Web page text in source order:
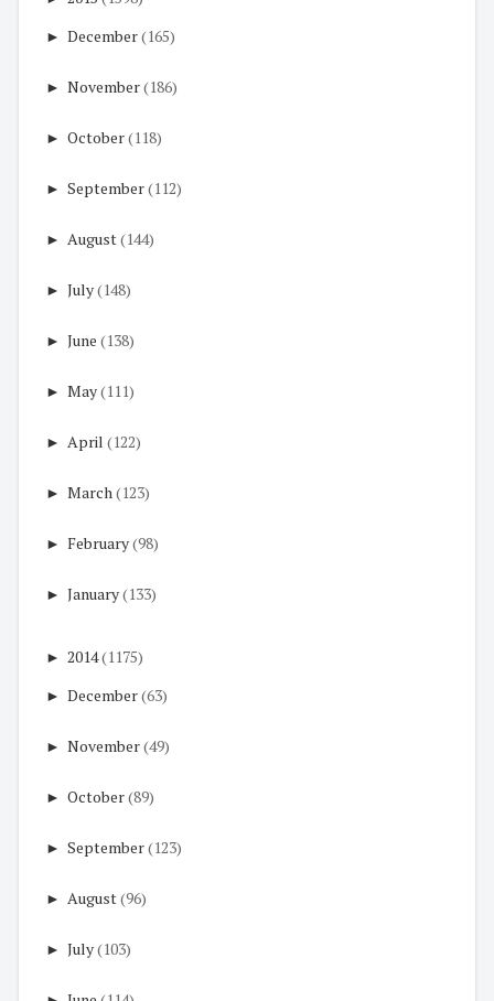
► December(165)
► November(186)
► October(118)
► September(112)
► August(144)
► July(148)
► June (138)
► May(111)
► April (122)
► March(123)
► February(98)
► January(133)
► 2014(1175)
► December(63)
► November(49)
► October(89)
► September(123)
► August(96)
► July(103)